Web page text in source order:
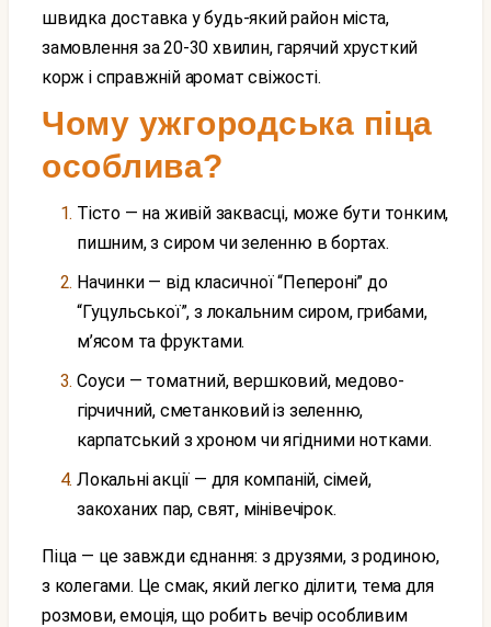
швидка доставка у будь-який район міста,
замовлення за 20-30 хвилин, гарячий хрусткий
корж і справжній аромат свіжості.
Чому ужгородська піца
особлива?
Тісто — на живій заквасці, може бути тонким,
пишним, з сиром чи зеленню в бортах.
Начинки — від класичної “Пепероні” до
“Гуцульської”, з локальним сиром, грибами,
м’ясом та фруктами.
Соуси — томатний, вершковий, медово-
гірчичний, сметанковий із зеленню,
карпатський з хроном чи ягідними нотками.
Локальні акції — для компаній, сімей,
закоханих пар, свят, мінівечірок.
Піца — це завжди єднання: з друзями, з родиною,
з колегами. Це смак, який легко ділити, тема для
розмови, емоція, що робить вечір особливим